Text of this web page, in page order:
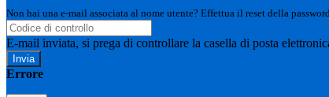
Non hai una e-mail associata al nome utente? Effettua il reset della
E-mail inviata, si prega di controllare la casella di posta
Errore